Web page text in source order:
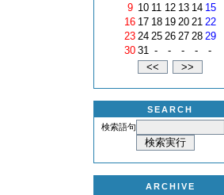
9 10 11 12 13 14 15
16 17 18 19 20 21 22
23 24 25 26 27 28 29
30 31 - - - - -
SEARCH
検索語句
ARCHIVE